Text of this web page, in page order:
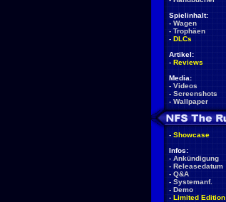
Spielinhalt:
- Wagen
- Trophäen
- DLCs
Artikel:
- Reviews
Media:
- Videos
- Screenshots
- Wallpaper
- Showcase
Infos:
- Ankündigung
- Releasedatum
- Q&A
- Systemanf.
- Demo
- Limited Edition